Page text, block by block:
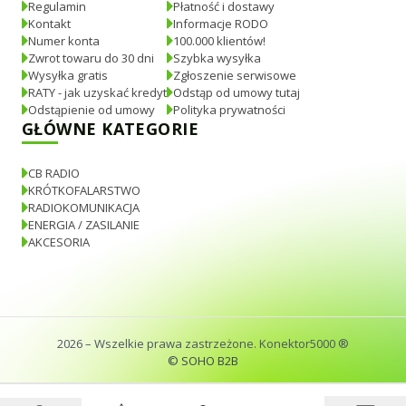
Regulamin
Kontakt
Numer konta
Zwrot towaru do 30 dni
Wysyłka gratis
RATY - jak uzyskać kredyt
Odstąpienie od umowy
Płatność i dostawy
Informacje RODO
100.000 klientów!
Szybka wysyłka
Zgłoszenie serwisowe
Odstąp od umowy tutaj
Polityka prywatności
GŁÓWNE KATEGORIE
CB RADIO
KRÓTKOFALARSTWO
RADIOKOMUNIKACJA
ENERGIA / ZASILANIE
AKCESORIA
2026– Wszelkie prawa zastrzeżone. Konektor5000 ®
© SOHO B2B